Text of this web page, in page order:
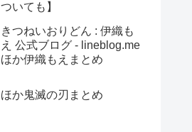
ついても】
きつねいおりどん : 伊織も
え 公式ブログ - lineblog.me
ほか伊織もえまとめ
ほか鬼滅の刃まとめ